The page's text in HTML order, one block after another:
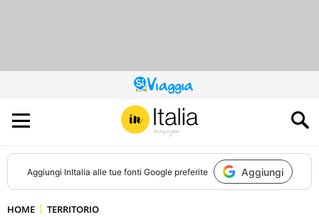
QUESTO
SITO
CONTRIBUISCE
ALL’AUDIENCE
DI
Aggiungi InItalia alle tue fonti Google preferite Aggiungi
HOME TERRITORIO